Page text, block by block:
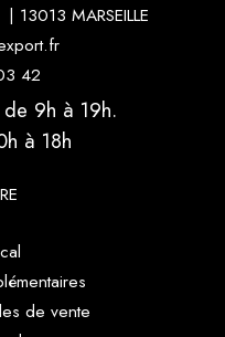
MARSEILLE
42
9h à 19h.
à 18h
de vente